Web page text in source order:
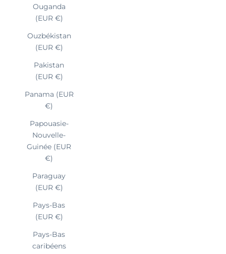
Ouganda
(EUR €)
Ouzbékistan
(EUR €)
Pakistan
(EUR €)
Panama (EUR
€)
Papouasie-
Nouvelle-
Guinée (EUR
€)
Paraguay
(EUR €)
Pays-Bas
(EUR €)
Pays-Bas
caribéens